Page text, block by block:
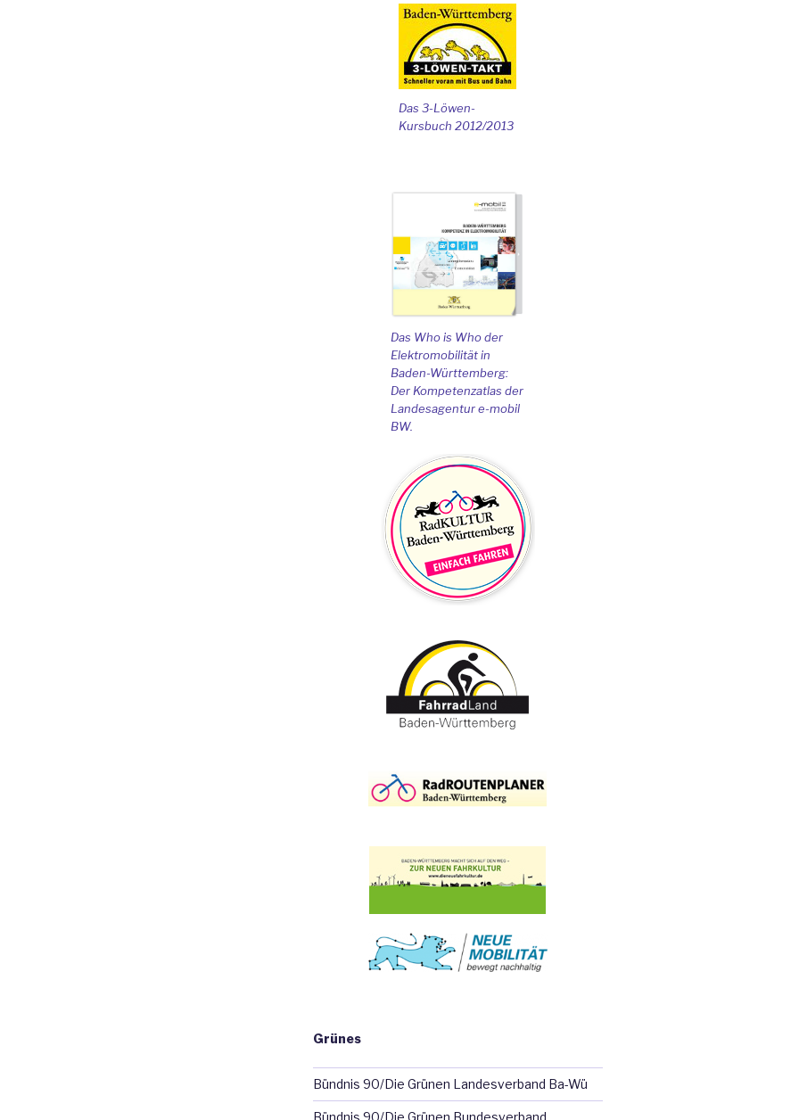
Das 3-Löwen-
Kursbuch 2012/2013
Das Who is Who der
Elektromobilität in
Baden-Württemberg:
Der Kompetenzatlas der
Landesagentur e-mobil
BW.
Grünes
Bündnis 90/Die Grünen Landesverband Ba-Wü